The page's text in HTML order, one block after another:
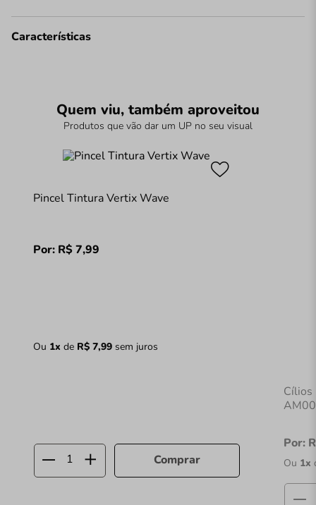
Características
Quem viu, também aproveitou
Produtos que vão dar um UP no seu visual
Pincel Tintura Vertix Wave
Por: R$7,99
Ou 1x de R$ 7,99sem juros
Comprar
Cílios
Por:
Ou 1x